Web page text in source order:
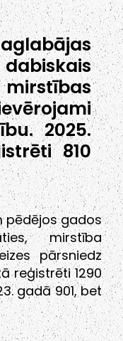
2025.
810
pēdējos gados
mirstība
pārsniedz
reģistrēti 1290
gadā 901, bet